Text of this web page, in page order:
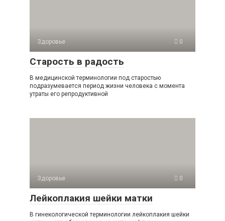
Здоровье 0
Старость в радость
В медицинской терминологии под старостью
подразумевается период жизни человека с момента
утраты его репродуктивной
Здоровье 0
Лейкоплакия шейки матки
В гинекологической терминологии лейкоплакия шейки